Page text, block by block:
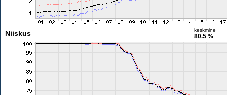
Niiskus keskmine
80.5 %